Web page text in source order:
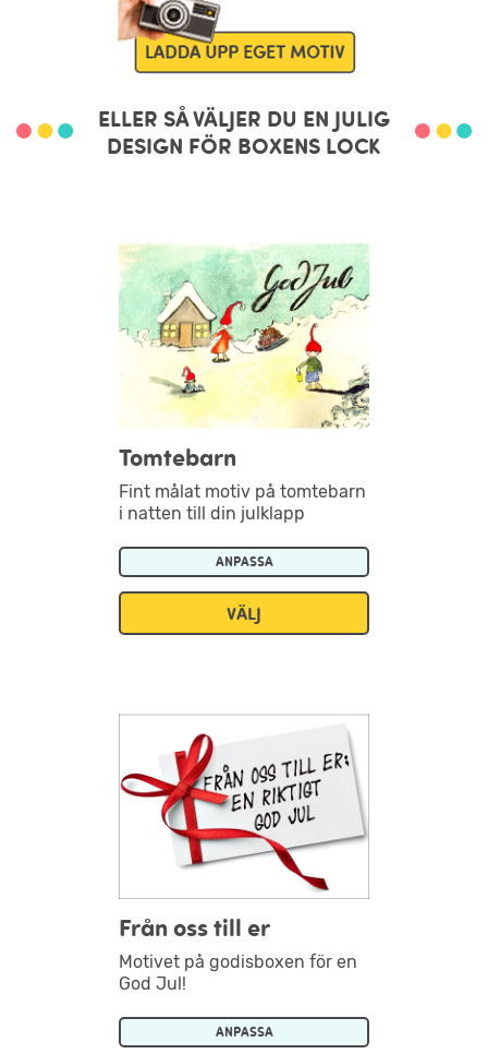
ELLER SÅ VÄLJER DU EN JULIG
DESIGN FÖR BOXENS LOCK
Tomtebarn
Fint målat motiv på tomtebarn
i natten till din julklapp
ANPASSA
VÄLJ
Från oss till er
Motivet på godisboxen för en
God Jul!
ANPASSA